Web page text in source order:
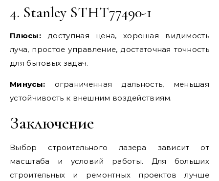
4. Stanley STHT77490-1
Плюсы:доступная цена, хорошая видимость
луча, простое управление, достаточная точность
для бытовых задач.
Минусы: ограниченная дальность, меньшая
устойчивость к внешним воздействиям.
Заключение
Выбор строительного лазера зависит от
масштаба и условий работы. Для больших
строительных и ремонтных проектов лучше